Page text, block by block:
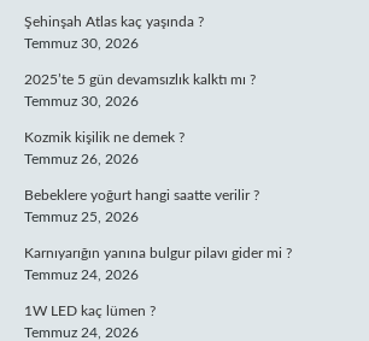
Şehinşah Atlas kaç yaşında ?
Temmuz 30, 2026
2025’te 5 gün devamsızlık kalktı mı ?
Temmuz 30, 2026
Kozmik kişilik ne demek ?
Temmuz 26, 2026
Bebeklere yoğurt hangi saatte verilir ?
Temmuz 25, 2026
Karnıyarığın yanına bulgur pilavı gider mi ?
Temmuz 24, 2026
1W LED kaç lümen ?
Temmuz 24, 2026